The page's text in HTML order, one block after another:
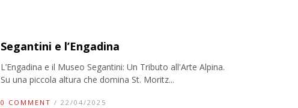
Segantini e l’Engadina
L’Engadina e il Museo Segantini: Un Tributo all'Arte Alpina.
Su una piccola altura che domina St. Moritz...
0 COMMENT / 22/04/2025